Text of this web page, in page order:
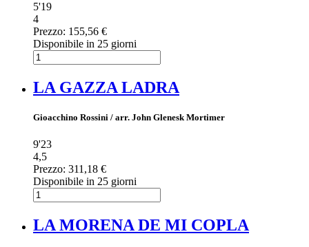
5'19
4
Prezzo: 155,56 €
Disponibile in 25 giorni
LA GAZZA LADRA
Gioacchino Rossini / arr. John Glenesk Mortimer
9'23
4,5
Prezzo: 311,18 €
Disponibile in 25 giorni
LA MORENA DE MI COPLA